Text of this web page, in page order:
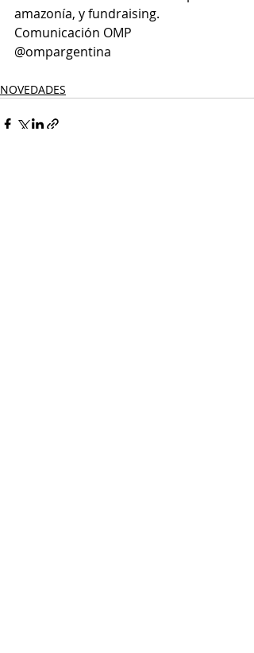
amazonía, y fundraising.
Comunicación OMP
@ompargentina
NOVEDADES